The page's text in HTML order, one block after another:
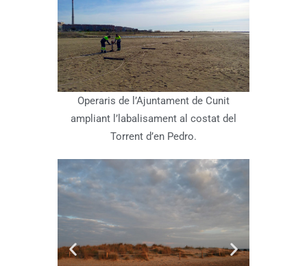
Operaris de l’Ajuntament de Cunit
ampliant l’labalisament al costat del
Torrent d’en Pedro.